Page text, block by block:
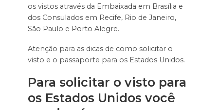
os vistos através da Embaixada em Brasília e
dos Consulados em Recife, Rio de Janeiro,
São Paulo e Porto Alegre.
Atenção para as dicas de como solicitar o
visto e o passaporte para os Estados Unidos.
Para solicitar o visto para
os Estados Unidos você